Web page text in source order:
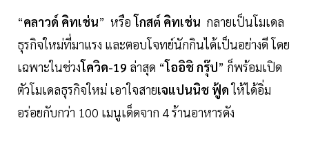
“คลาวด์ คิทเช่น” หรือโกสต์ คิทเช่น กลายเป็นโมเดล
ธุรกิจใหม่ที่มาแรง และตอบโจทย์นักกินได้เป็นอย่างดี โดย
เฉพาะในช่วงโควิด-19 ล่าสุด “โออิชิ กรุ๊ป” ก็พร้อมเปิด
ตัวโมเดลธุรกิจใหม่ เอาใจสายเจแปนนิช ฟู้ดให้ได้อิ่ม
อร่อยกับกว่า 100 เมนูเด็ดจาก 4 ร้านอาหารดัง